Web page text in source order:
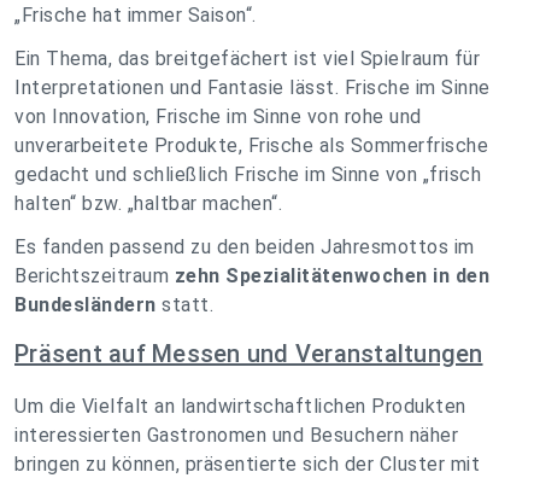
„Frische hat immer Saison“.
Ein Thema, das breitgefächert ist viel Spielraum für
Interpretationen und Fantasie lässt. Frische im Sinne
von Innovation, Frische im Sinne von rohe und
unverarbeitete Produkte, Frische als Sommerfrische
gedacht und schließlich Frische im Sinne von „frisch
halten“ bzw. „haltbar machen“.
Es fanden passend zu den beiden Jahresmottos im
Berichtszeitraum zehn Spezialitätenwochen in den
Bundesländern statt.
Präsent auf Messen und Veranstaltungen
Um die Vielfalt an landwirtschaftlichen Produkten
interessierten Gastronomen und Besuchern näher
bringen zu können, präsentierte sich der Cluster mit